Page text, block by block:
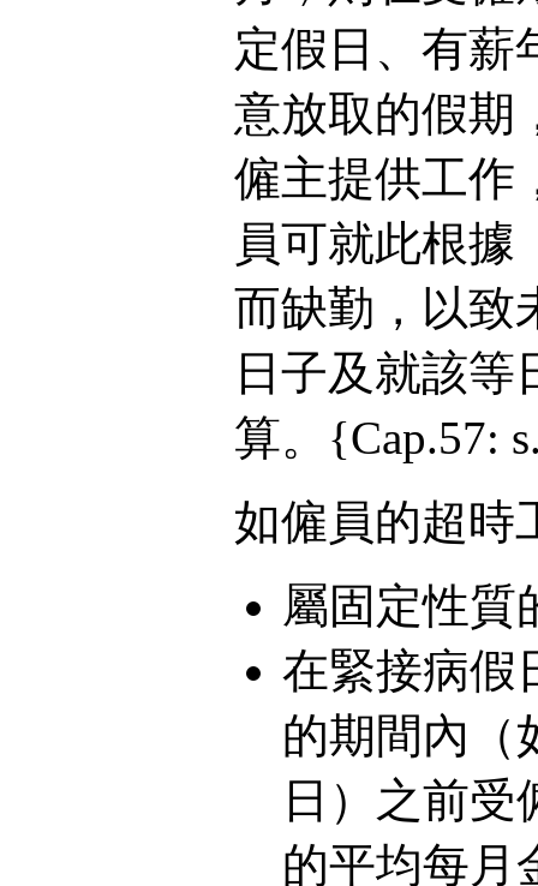
定假日、有薪
意放取的假期
僱主提供工作
員可就此根據
而缺勤，以致
日子及就該
算。{Cap.57:
如僱員的超時
屬固定性質
在緊接病假
的期間內（
日）之前
的平均每月